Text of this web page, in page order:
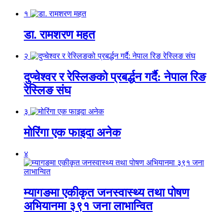
१
डा. रामशरण महत
२
दुप्चेश्वर र रेस्लिङको प्रबर्द्धन गर्दै: नेपाल रिङ
रेस्लिङ संघ
३
मोरिंगा एक फाइदा अनेक
४
म्यागङमा एकीकृत जनस्वास्थ्य तथा पोषण
अभियानमा ३९१ जना लाभान्वित